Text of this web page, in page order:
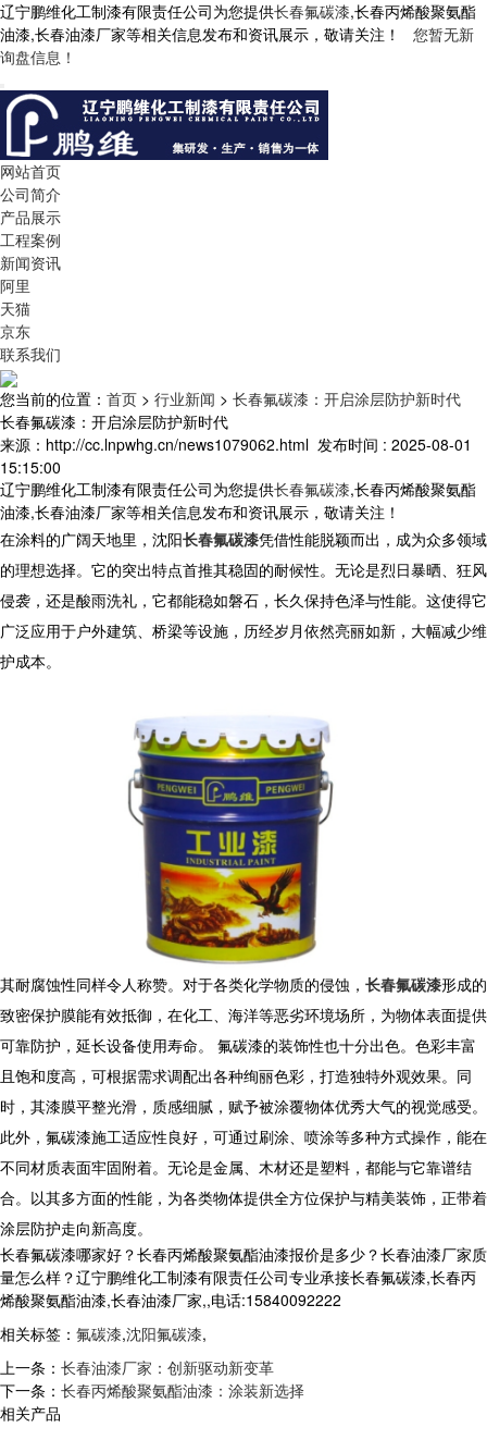
辽宁鹏维化工制漆有限责任公司为您提供长春氟碳漆,长春丙烯酸聚氨酯
油漆,长春油漆厂家等相关信息发布和资讯展示，敬请关注！ 您暂无新
询盘信息！
网站首页
公司简介
产品展示
工程案例
新闻资讯
阿里
天猫
京东
联系我们
您当前的位置： 首页 > 行业新闻 > 长春氟碳漆：开启涂层防护新时代
长春氟碳漆：开启涂层防护新时代
来源：http://cc.lnpwhg.cn/news1079062.html 发布时间 : 2025-08-01
15:15:00
辽宁鹏维化工制漆有限责任公司为您提供长春氟碳漆,长春丙烯酸聚氨酯
油漆,长春油漆厂家等相关信息发布和资讯展示，敬请关注！
在涂料的广阔天地里，沈阳长春氟碳漆凭借性能脱颖而出，成为众多领域
的理想选择。它的突出特点首推其稳固的耐候性。无论是烈日暴晒、狂风
侵袭，还是酸雨洗礼，它都能稳如磐石，长久保持色泽与性能。这使得它
广泛应用于户外建筑、桥梁等设施，历经岁月依然亮丽如新，大幅减少维
护成本。
其耐腐蚀性同样令人称赞。对于各类化学物质的侵蚀， 长春氟碳漆形成的
致密保护膜能有效抵御，在化工、海洋等恶劣环境场所，为物体表面提供
可靠防护，延长设备使用寿命。 氟碳漆的装饰性也十分出色。色彩丰富
且饱和度高，可根据需求调配出各种绚丽色彩，打造独特外观效果。同
时，其漆膜平整光滑，质感细腻，赋予被涂覆物体优秀大气的视觉感受。
此外，氟碳漆施工适应性良好，可通过刷涂、喷涂等多种方式操作，能在
不同材质表面牢固附着。无论是金属、木材还是塑料，都能与它靠谱结
合。以其多方面的性能，为各类物体提供全方位保护与精美装饰，正带着
涂层防护走向新高度。
长春氟碳漆哪家好？长春丙烯酸聚氨酯油漆报价是多少？长春油漆厂家质
量怎么样？辽宁鹏维化工制漆有限责任公司专业承接长春氟碳漆,长春丙
烯酸聚氨酯油漆,长春油漆厂家,,电话:15840092222
相关标签： 氟碳漆,沈阳氟碳漆,
上一条： 长春油漆厂家：创新驱动新变革
下一条： 长春丙烯酸聚氨酯油漆：涂装新选择
相关产品